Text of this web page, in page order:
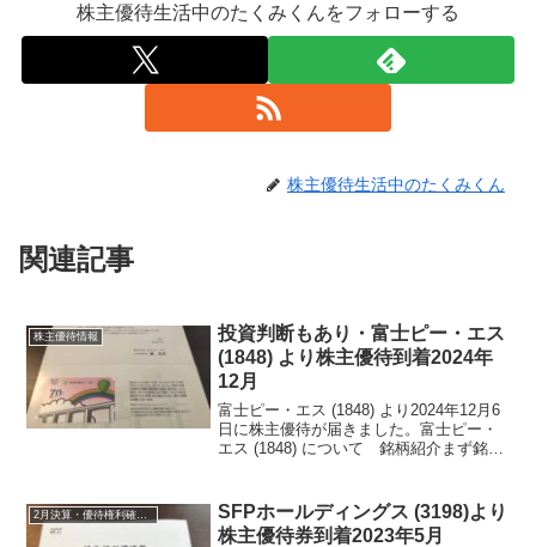
株主優待生活中のたくみくんをフォローする
株主優待生活中のたくみくん
関連記事
株主優待情報
投資判断もあり・富士ピー・エス
(1848) より株主優待到着2024年
12月
富士ピー・エス (1848) より2024年12月6
日に株主優待が届きました。富士ピー・
エス (1848) について 銘柄紹介まず銘柄
梁など土木工事が主力の企...
2月決算・優待権利確定銘柄
SFPホールディングス (3198)より
株主優待券到着2023年5月